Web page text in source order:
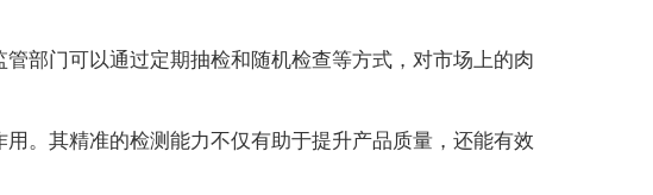
部门可以通过定期抽检和随机检查等方式，对市场上的肉
。其精准的检测能力不仅有助于提升产品质量，还能有效